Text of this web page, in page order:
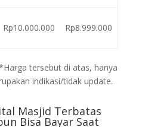
Rp10.000.000 Rp8.999.000
tersebut di atas, hanya
indikasi/tidak update.
Masjid Terbatas
Bisa Bayar Saat